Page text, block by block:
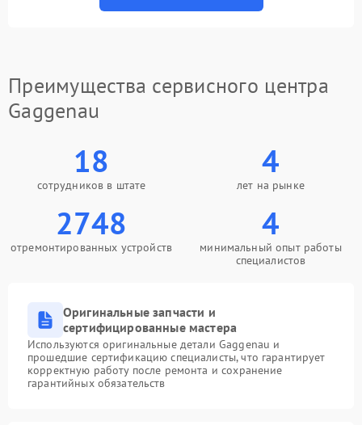
Преимущества сервисного центра
Gaggenau
18
сотрудников в штате
4
лет на рынке
2748
отремонтированных устройств
4
минимальный опыт работы
специалистов
Оригинальные запчасти и
сертифицированные мастера
Используются оригинальные детали Gaggenau и
прошедшие сертификацию специалисты, что гарантирует
корректную работу после ремонта и сохранение
гарантийных обязательств